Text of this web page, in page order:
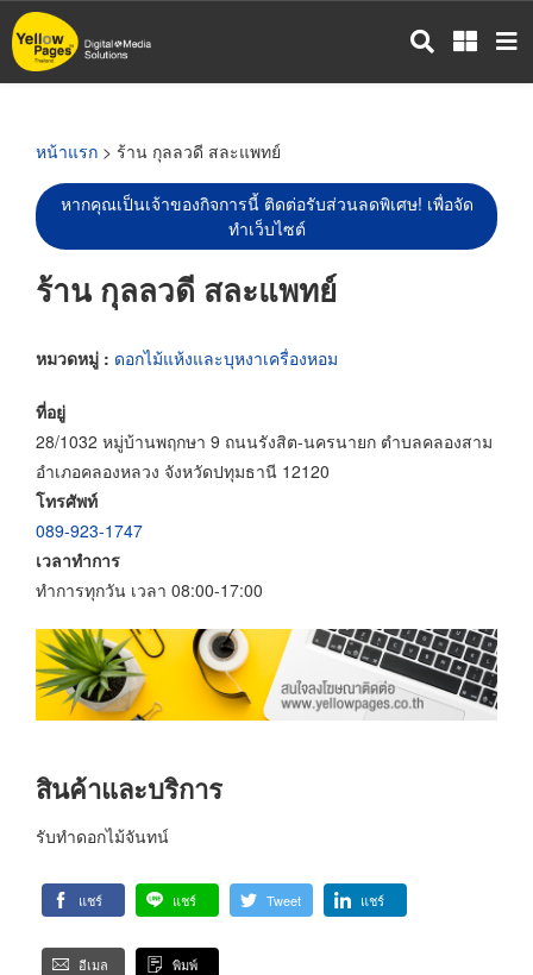
ข้าม
ไป
หน้าแรก > ร้าน กุลลวดี สละแพทย์
หากคุณเป็นเจ้าของกิจการนี้ ติดต่อรับส่วนลดพิเศษ! เพื่อจัด
ทำเว็บไซต์
ร้าน กุลลวดี สละแพทย์
หมวดหมู่ : ดอกไม้แห้งและบุหงาเครื่องหอม
ที่อยู่
28/1032 หมู่บ้านพฤกษา 9 ถนนรังสิต-นครนายก ตำบลคลองสาม
อำเภอคลองหลวง จังหวัดปทุมธานี 12120
โทรศัพท์
089-923-1747
เวลาทำการ
ทำการทุกวัน เวลา 08:00-17:00
สินค้าและบริการ
รับทำดอกไม้จันทน์
แชร์ แชร์ Tweet แชร์
อีเมล พิมพ์